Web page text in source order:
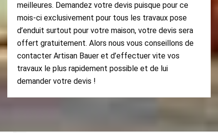
meilleures. Demandez votre devis puisque pour ce
mois-ci exclusivement pour tous les travaux pose
d’enduit surtout pour votre maison, votre devis sera
offert gratuitement. Alors nous vous conseillons de
contacter Artisan Bauer et d’effectuer vite vos
travaux le plus rapidement possible et de lui
demander votre devis !